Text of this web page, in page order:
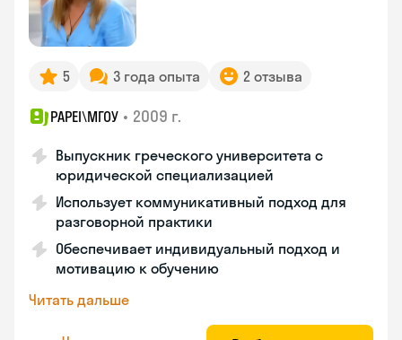
5 3 года опыта 2 отзыва
PAPEI\MГОУ • 2009 г.
Выпускник греческого университета с
юридической специализацией
Использует коммуникативный подход для
разговорной практики
Обеспечивает индивидуальный подход и
мотивацию к обучению
Читать дальше